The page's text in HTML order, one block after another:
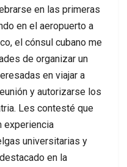
en las primeras
en el aeropuerto a
el cónsul cubano me
de organizar un
en viajar a
y autorizarse los
Les contesté que
experiencia
universitarias y
en la